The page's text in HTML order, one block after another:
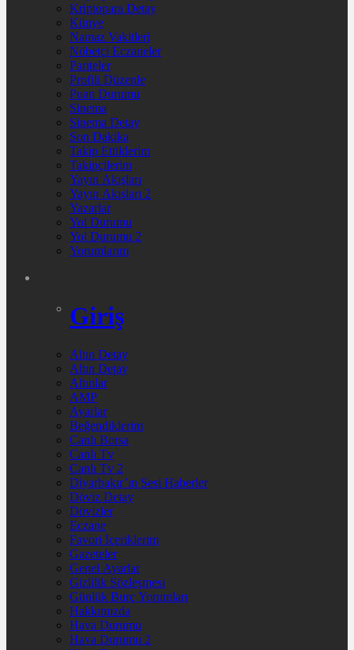
Kriptopara Detay
Künye
Namaz Vakitleri
Nöbetçi Eczaneler
Pariteler
Profili Düzenle
Puan Durumu
Sinema
Sinema Detay
Son Dakika
Takip Ettiklerim
Takipçilerim
Yayın Akışları
Yayın Akışları 2
Yazarlar
Yol Durumu
Yol Durumu 2
Yorumlarım
Giriş
Altın Detay
Altın Detay
Altınlar
AMP
Ayarlar
Beğendiklerim
Canlı Borsa
Canlı Tv
Canlı Tv 2
Diyarbakır’ın Sesi Haberler
Döviz Detay
Dövizler
Eczane
Favori İçeriklerim
Gazeteler
Genel Ayarlar
Gizlilik Sözleşmesi
Günlük Burç Yorumları
Hakkımızda
Hava Durumu
Hava Durumu 2